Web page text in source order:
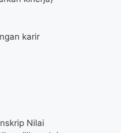
karir
Nilai